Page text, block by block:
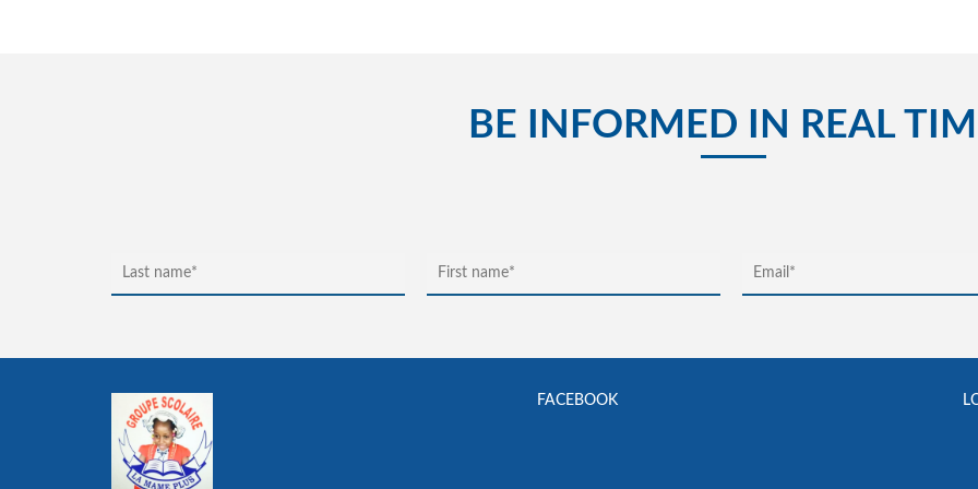
BE INFORMED IN REAL
FACEBOOK